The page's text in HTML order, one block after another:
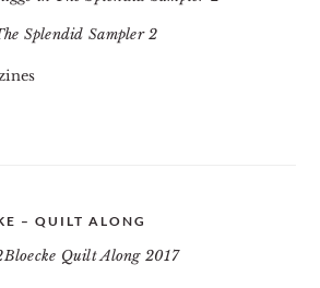
Splendid Sampler 2
– QUILT ALONG